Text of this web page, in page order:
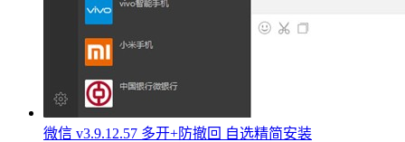
微信 v3.9.12.57 多开+防撤回 自选精简安装